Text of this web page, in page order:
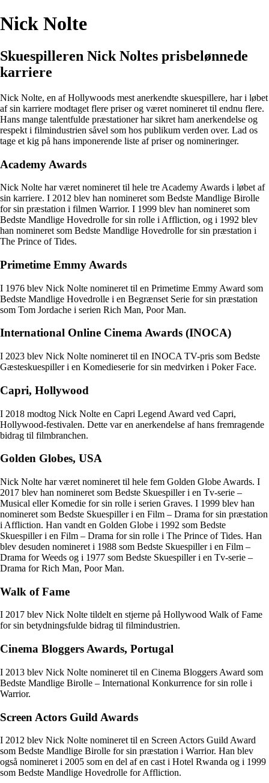
Nick Nolte
Skuespilleren Nick Noltes prisbelønnede
karriere
Nick Nolte, en af Hollywoods mest anerkendte skuespillere, har i løbet
af sin karriere modtaget flere priser og været nomineret til endnu flere.
Hans mange talentfulde præstationer har sikret ham anerkendelse og
respekt i filmindustrien såvel som hos publikum verden over. Lad os
tage et kig på hans imponerende liste af priser og nomineringer.
Academy Awards
Nick Nolte har været nomineret til hele tre Academy Awards i løbet af
sin karriere. I 2012 blev han nomineret som Bedste Mandlige Birolle
for sin præstation i filmen Warrior. I 1999 blev han nomineret som
Bedste Mandlige Hovedrolle for sin rolle i Affliction, og i 1992 blev
han nomineret som Bedste Mandlige Hovedrolle for sin præstation i
The Prince of Tides.
Primetime Emmy Awards
I 1976 blev Nick Nolte nomineret til en Primetime Emmy Award som
Bedste Mandlige Hovedrolle i en Begrænset Serie for sin præstation
som Tom Jordache i serien Rich Man, Poor Man.
International Online Cinema Awards (INOCA)
I 2023 blev Nick Nolte nomineret til en INOCA TV-pris som Bedste
Gæsteskuespiller i en Komedieserie for sin medvirken i Poker Face.
Capri, Hollywood
I 2018 modtog Nick Nolte en Capri Legend Award ved Capri,
Hollywood-festivalen. Dette var en anerkendelse af hans fremragende
bidrag til filmbranchen.
Golden Globes, USA
Nick Nolte har været nomineret til hele fem Golden Globe Awards. I
2017 blev han nomineret som Bedste Skuespiller i en Tv-serie –
Musical eller Komedie for sin rolle i serien Graves. I 1999 blev han
nomineret som Bedste Skuespiller i en Film – Drama for sin præstation
i Affliction. Han vandt en Golden Globe i 1992 som Bedste
Skuespiller i en Film – Drama for sin rolle i The Prince of Tides. Han
blev desuden nomineret i 1988 som Bedste Skuespiller i en Film –
Drama for Weeds og i 1977 som Bedste Skuespiller i en Tv-serie –
Drama for Rich Man, Poor Man.
Walk of Fame
I 2017 blev Nick Nolte tildelt en stjerne på Hollywood Walk of Fame
for sin betydningsfulde bidrag til filmindustrien.
Cinema Bloggers Awards, Portugal
I 2013 blev Nick Nolte nomineret til en Cinema Bloggers Award som
Bedste Mandlige Birolle – International Konkurrence for sin rolle i
Warrior.
Screen Actors Guild Awards
I 2012 blev Nick Nolte nomineret til en Screen Actors Guild Award
som Bedste Mandlige Birolle for sin præstation i Warrior. Han blev
også nomineret i 2005 som en del af en cast i Hotel Rwanda og i 1999
som Bedste Mandlige Hovedrolle for Affliction.